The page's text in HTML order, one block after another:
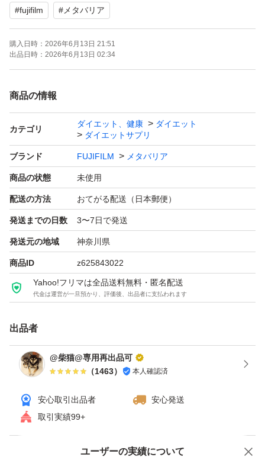
内容量（粒）：240 粒
数量（袋）：2袋
賞味期限：2028年12月以降
室温にて保管
届出商品名：メタバリアＥＸ
届出表示：本品には、サラシノール、難消化性デキストリ
ン（食物繊維）、エピガロカテキンガレート、モノグルコ
シルルチンが含まれます。BMIが高めの方に適した食品で
す。
■本品は、継続摂取によりBMIが高めの方のおなかの脂肪
（体脂肪・内臓脂肪）・体重を減らすことで高めのBMIを
改善する機能があります。
■サラシノールは、食事から摂取した糖の吸収を抑える機
能性、また継続摂取により腸内環境を整える（おなかの中
本品は、事業者の責任において特定の保健の目的が期待で
きる旨を表示するものとして、消費者庁長官に届出された
ものです。ただし、特定保健用食品と異なり、消費者庁長
官による個別審査を受けたものではありません。
#fujifilm #メタバリア
購入日時： 2026年6月13日 21:51
出品日時： 2026年6月13日 02:34
商品の情報
カテゴリ
ダイエット、健康
ダイエット
ダイエットサプリ
ブランド FUJIFILM メタバリア
商品の状態 未使用
配送の方法 おてがる配送（日本郵便）
発送までの日数 3〜7日で発送
発送元の地域 神奈川県
商品ID z625843022
Yahoo!フリマは全品送料無料・匿名配送
代金は運営が一旦預かり、評価後、出品者に支払われます
出品者
@柴猫@専用再出品可
（1463） 本人確認済
安心取引出品者
安心発送
取引実績99+
ユーザーの実績について
価格の相談 商品への質問